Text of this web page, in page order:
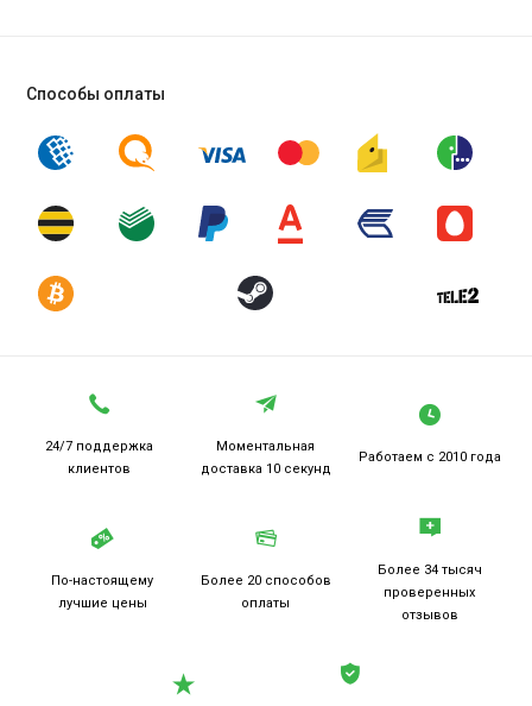
Способы оплаты
24/7 поддержка
клиентов
Моментальная
доставка 10 секунд
Работаем с 2010 года
По-настоящему
лучшие цены
Более 20 способов
оплаты
Более 34 тысяч
проверенных
отзывов